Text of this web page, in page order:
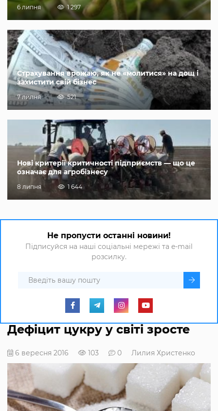
6 липня 1 297
Страхування врожаю, як не «молитися» на дощ і
захистити свій бізнес
7 липня 521
Нові критерії критичності підприємств — що це
означає для агробізнесу
8 липня 1 644
Не пропусти останні новини!
Підписуйся на наші соціальні мережі та e-mail
розсилку.
Дефіцит цукру у світі зросте
6 вересня 2016 103 0 Лилия Христенко